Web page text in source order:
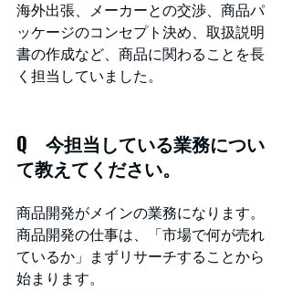
海外出張、メーカーとの交渉、商品パ
ッケージのコンセプト決め、取扱説明
書の作成など、商品に関わることを長
く担当していました。
Q　今担当している業務につい
て教えてください。
商品開発がメインの業務になります。
商品開発の仕事は、「市場で何が売れ
ているか」まずリサーチすることから
始まります。